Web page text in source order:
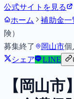
公式サイトを見る
ホーム
補助金一
険）
募集終了
岡山市個
シェア
LINE
【岡山